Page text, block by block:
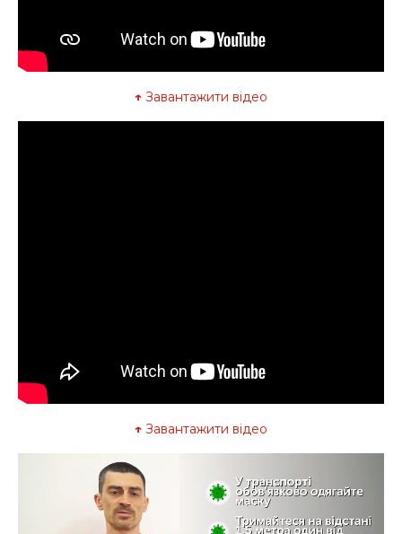
↑ Завантажити відео
↑ Завантажити відео